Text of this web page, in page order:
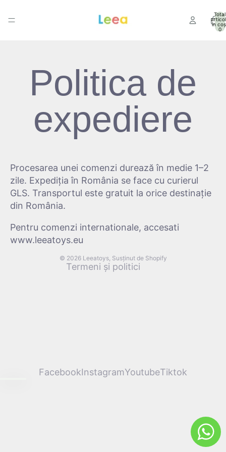
Total
în
0
Politica de
expediere
Procesarea unei comenzi durează în medie 1–2
zile. Expediția în România se face cu curierul
GLS. Transportul este gratuit la orice destinație
din România.
Pentru comenzi internationale, accesati
www.leeatoys.eu
© 2026 Leeatoys, Susținut de Shopify
Termeni și politici
Politica de confidențialitate
Politica de rambursare
Politica de expediere
Informații de contact
Aviz legal
FacebookInstagramYoutubeTiktok